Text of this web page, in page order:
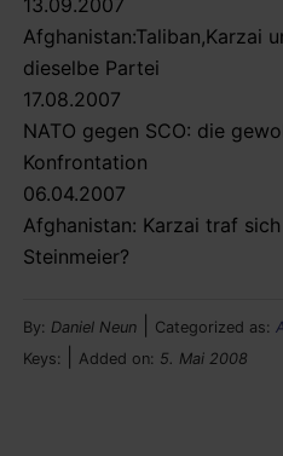
Afghanistan:Taliban,Karzai
dieselbe Partei
17.08.2007
NATO gegen SCO: die
Konfrontation
06.04.2007
Afghanistan: Karzai traf
Steinmeier?
By: Daniel Neun Categorized as:
Keys: Added on: 5. Mai 2008